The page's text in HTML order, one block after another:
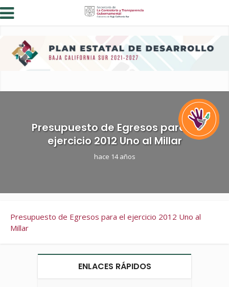
Presupuesto de Egresos para el
ejercicio 2012 Uno al Millar
hace 14 años
Presupuesto de Egresos para el ejercicio 2012 Uno al
Millar
ENLACES RÁPIDOS